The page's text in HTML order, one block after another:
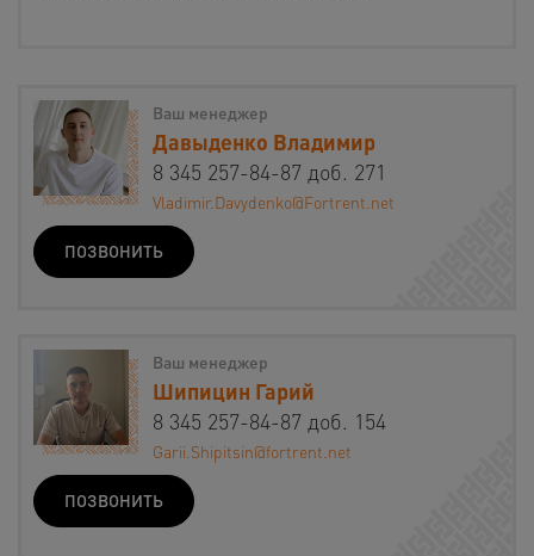
Ваш менеджер
Давыденко Владимир
8 345 257-84-87 доб. 271
Vladimir.Davydenko@Fortrent.net
ПОЗВОНИТЬ
Ваш менеджер
Шипицин Гарий
8 345 257-84-87 доб. 154
Garii.Shipitsin@fortrent.net
ПОЗВОНИТЬ